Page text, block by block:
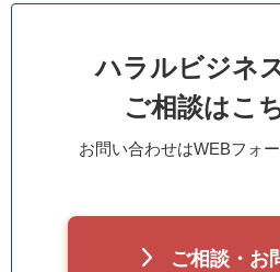
ハラルビジネ
ご相談はこ
お問い合わせはWEBフォ
ご相談・お